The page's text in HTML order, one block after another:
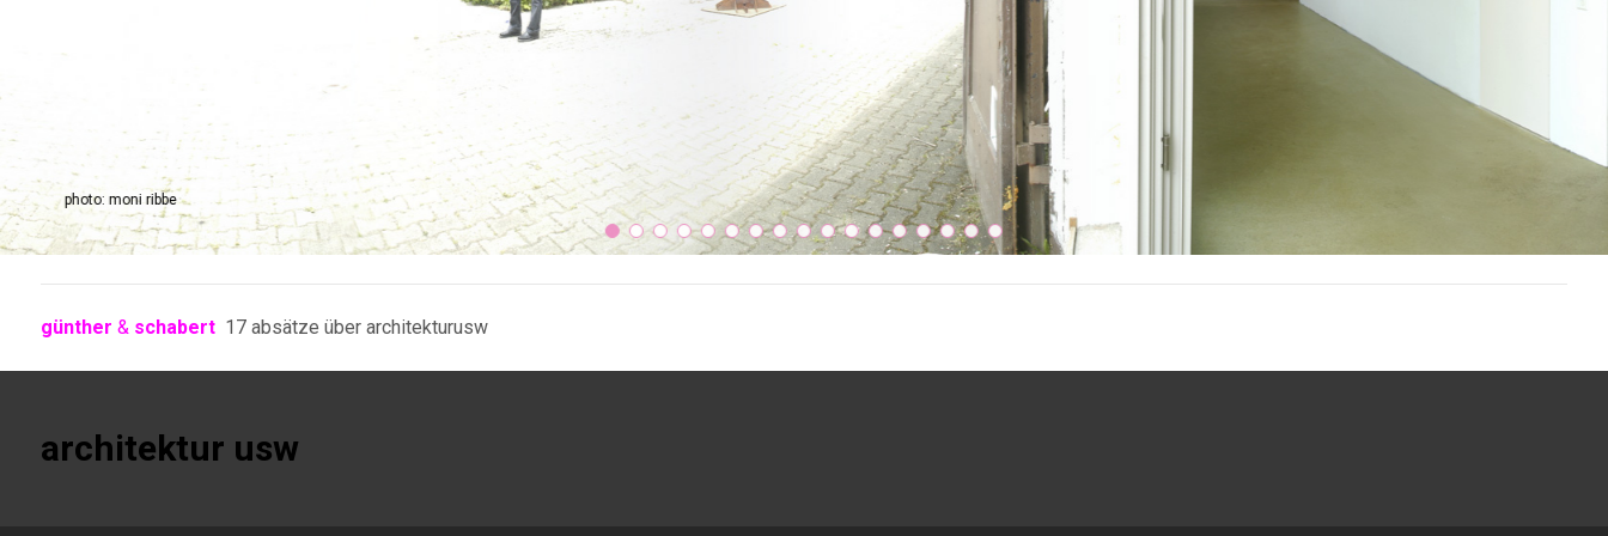
photo: moni ribbe
günther & schabert17 absätze über architektur­usw
architektur usw